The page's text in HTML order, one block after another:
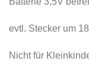
evtl. Stecker um
Nicht für